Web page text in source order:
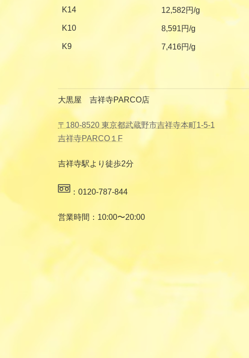
K14 12,582円/g
K10 8,591円/g
K9 7,416円/g
大黒屋 吉祥寺PARCO店
〒180-8520 東京都武蔵野市吉祥寺本町1-5-1
吉祥寺PARCO１F
吉祥寺駅より徒歩2分
：0120-787-844
営業時間：10:00〜20:00